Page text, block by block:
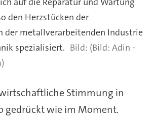
den Herzstücken der
der metallverarbeitenden Industrie
spezialisiert.
(Bild: Adin -
Stimmung in
gedrückt wie im Moment.